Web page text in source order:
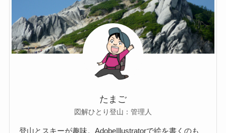
たまご
図解ひとり登山：管理人
登山とスキーが趣味。AdobeIllustratorで絵を書くのも